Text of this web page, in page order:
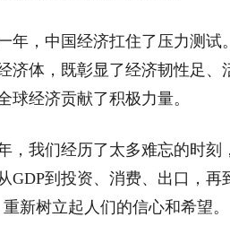
，中国经济扛住了压力测试
济体，既彰显了经济韧性足
球经济贡献了积极力量。
我们经历了太多难忘的时刻
GDP到投资、消费、出口，
新树立起人们的信心和希望。